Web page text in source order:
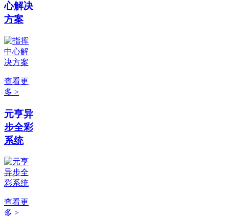
心解决
方案
查看更
多 >
元亨异
步全彩
系统
查看更
多 >